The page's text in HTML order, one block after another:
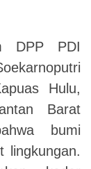
DPP PDI
Hulu,
Barat
bumi
lingkungan.